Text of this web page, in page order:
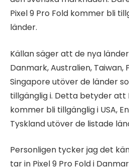
Pixel 9 Pro Fold kommer bli
länder.
Källan säger att de nya
Danmark, Australien, Taiwan,
Singapore utöver de länder
tillgänglig i. Detta betyder att
kommer bli tillgänglig i USA,
Tyskland utöver de listade
Personligen tycker jag det
tar in Pixel 9 Pro Fold i